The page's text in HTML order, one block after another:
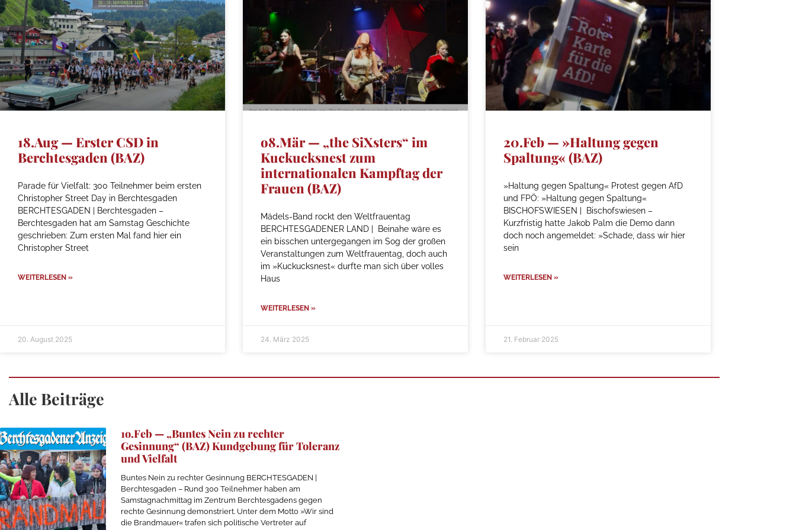
18.Aug — Erster CSD in
Berchtesgaden (BAZ)
Parade für Vielfalt: 300 Teilnehmer beim ersten
Christopher Street Day in Berchtesgaden
BERCHTESGADEN | Berchtesgaden –
Berchtesgaden hat am Samstag Geschichte
geschrieben: Zum ersten Mal fand hier ein
Christopher Street
WEITERLESEN »
20. August 2025
o8.Mär — „the SiXsters“ im
Kuckucksnest zum
internationalen Kampftag der
Frauen (BAZ)
Mädels-Band rockt den Weltfrauentag
BERCHTESGADENER LAND | Beinahe wäre es
ein bisschen untergegangen im Sog der großen
Veranstaltungen zum Weltfrauentag, doch auch
im »Kuckucksnest« durfte man sich über volles
Haus
WEITERLESEN »
24. März 2025
20.Feb — »Haltung gegen
Spaltung« (BAZ)
»Haltung gegen Spaltung« Protest gegen AfD
und FPÖ: »Haltung gegen Spaltung«
BISCHOFSWIESEN | Bischofswiesen –
Kurzfristig hatte Jakob Palm die Demo dann
doch noch angemeldet: »Schade, dass wir hier
sein
WEITERLESEN »
21. Februar 2025
Alle Beiträge
1o.Feb — „Buntes Nein zu rechter
Gesinnung“ (BAZ) Kundgebung für Toleranz
und Vielfalt
Buntes Nein zu rechter Gesinnung BERCHTESGADEN |
Berchtesgaden – Rund 300 Teilnehmer haben am
Samstagnachmittag im Zentrum Berchtesgadens gegen
rechte Gesinnung demonstriert. Unter dem Motto »Wir sind
die Brandmauer« trafen sich politische Vertreter auf